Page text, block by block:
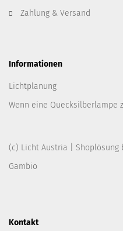
Zahlung & Versand
Informationen
Lichtplanung
Wenn eine Quecksilberlampe
(c) Licht Austria | Shoplösung
Gambio
Kontakt